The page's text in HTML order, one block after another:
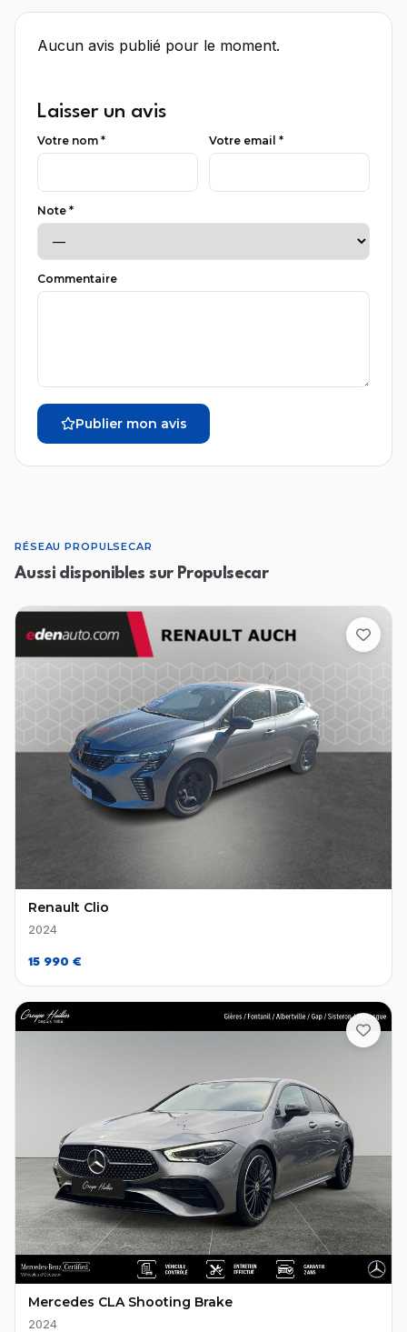
Aucun avis publié pour le moment.
Laisser un avis
Votre nom * Votre email *
Note *
Commentaire
Publier mon avis
RÉSEAU PROPULSECAR
Aussi disponibles sur Propulsecar
Renault Clio
2024
15 990 €
Mercedes CLA Shooting Brake
2024